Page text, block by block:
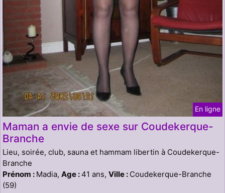
En ligne
Maman a envie de sexe sur Coudekerque-
Branche
Lieu, soirée, club, sauna et hammam libertin à Coudekerque-
Branche
Prénom : Madia, Age : 41 ans, Ville : Coudekerque-Branche
(59)